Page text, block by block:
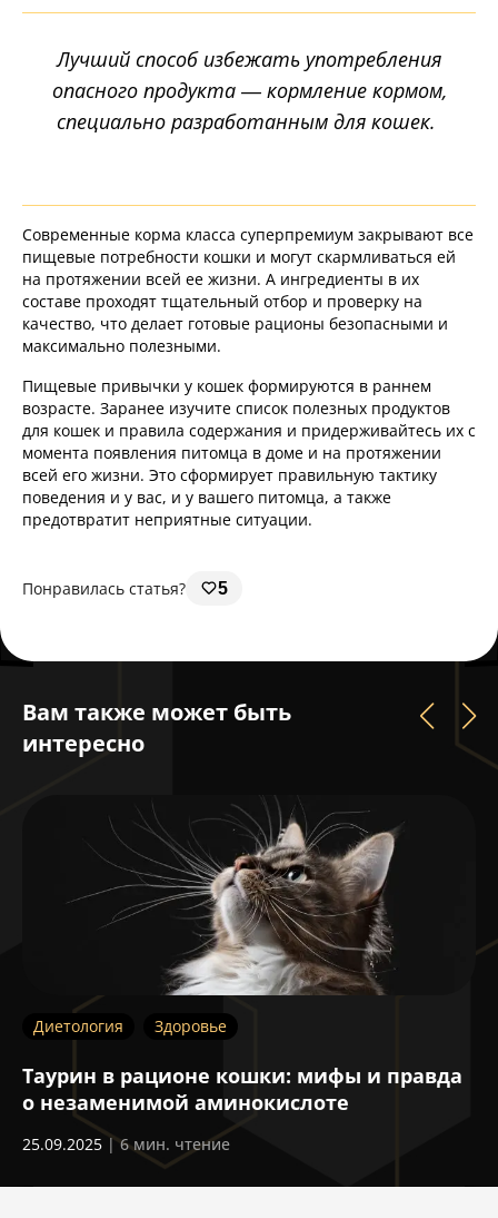
Лучший способ избежать употребления
опасного продукта — кормление кормом,
специально разработанным для кошек.
Современные корма класса суперпремиум закрывают все
пищевые потребности кошки и могут скармливаться ей
на протяжении всей ее жизни. А ингредиенты в их
составе проходят тщательный отбор и проверку на
качество, что делает готовые рационы безопасными и
максимально полезными.
Пищевые привычки у кошек формируются в раннем
возрасте. Заранее изучите список полезных продуктов
для кошек и правила содержания и придерживайтесь их с
момента появления питомца в доме и на протяжении
всей его жизни. Это сформирует правильную тактику
поведения и у вас, и у вашего питомца, а также
предотвратит неприятные ситуации.
Понравилась статья? 5
Вам также может быть
интересно
Диетология Здоровье
Таурин в рационе кошки: мифы и правда
о незаменимой аминокислоте
25.09.2025 | 6 мин. чтение